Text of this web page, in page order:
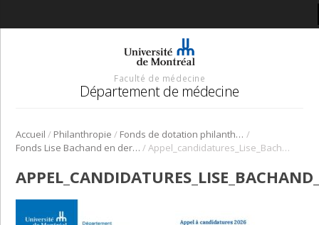
Faculté de médecine
Département de médecine
Accueil / Philanthropie / Fonds de dotation philanthropiques /
Fonds Lise Bachand en dermatologie / Appel_candidatures_Lise_Bachand_2026